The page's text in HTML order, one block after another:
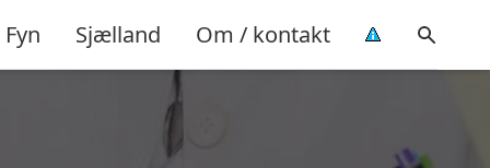
Fyn Sjælland Om / kontakt